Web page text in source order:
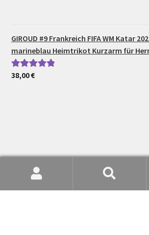
GIROUD #9 Frankreich FIFA WM Katar
marineblau Heimtrikot Kurzarm für
Bewertet mit
38,00€
nach: